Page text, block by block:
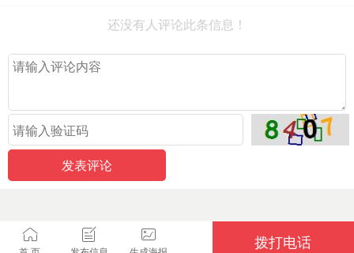
还没有人评论此条信息！
拨打电话